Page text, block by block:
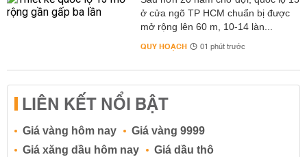
ở cửa ngõ TP HCM chuẩn bị được
mở rộng lên 60 m, 10-14 làn...
QUY HOẠCH 01 phút trước
LIÊN KẾT NỔI BẬT
Giá vàng hôm nay
Giá vàng 9999
Giá xăng dầu hôm nay
Giá dầu thô